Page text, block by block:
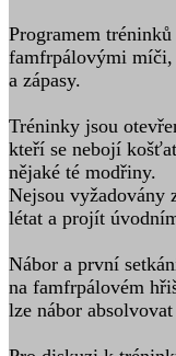
Programem
famfrpálovými
a zápasy.
Tréninky jsou
kteří se nebojí
nějaké té modřiny.
Nejsou vyžadovány
létat a projít
Nábor a první
na famfrpálovém
lze nábor absolvovat